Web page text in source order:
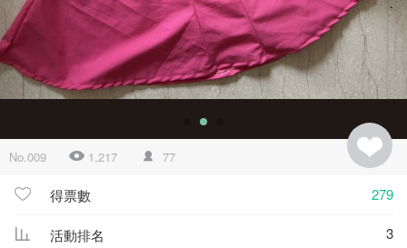
No.009 1,217 77
得票數 279
活動排名 3